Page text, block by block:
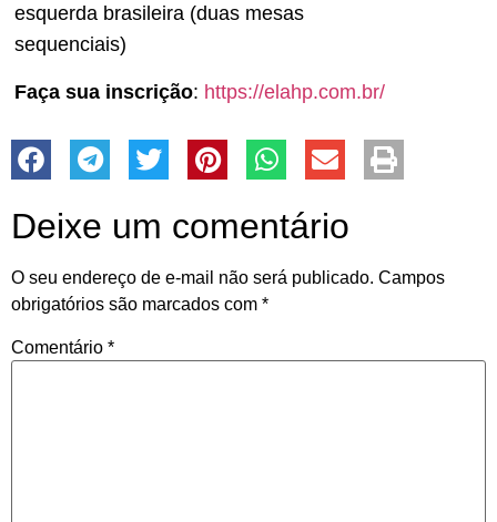
esquerda brasileira (duas mesas
sequenciais)
Faça sua inscrição: https://elahp.com.br/
Deixe um comentário
O seu endereço de e-mail não será publicado. Campos
obrigatórios são marcados com *
Comentário *